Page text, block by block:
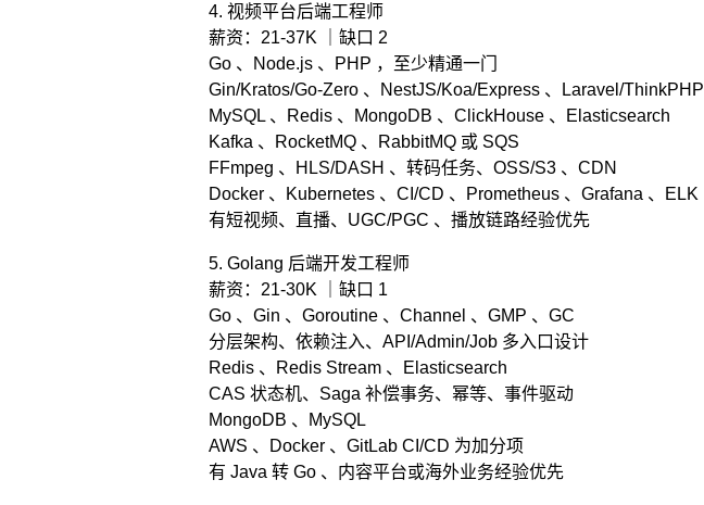
4. 视频平台后端工程师
薪资：21-37K ｜缺口 2
Go 、Node.js 、PHP ，至少精通一门
Gin/Kratos/Go-Zero 、NestJS/Koa/Express 、Laravel/ThinkPHP
MySQL 、Redis 、MongoDB 、ClickHouse 、Elasticsearch
Kafka 、RocketMQ 、RabbitMQ 或 SQS
FFmpeg 、HLS/DASH 、转码任务、OSS/S3 、CDN
Docker 、Kubernetes 、CI/CD 、Prometheus 、Grafana 、ELK
有短视频、直播、UGC/PGC 、播放链路经验优先
5. Golang 后端开发工程师
薪资：21-30K ｜缺口 1
Go 、Gin 、Goroutine 、Channel 、GMP 、GC
分层架构、依赖注入、API/Admin/Job 多入口设计
Redis 、Redis Stream 、Elasticsearch
CAS 状态机、Saga 补偿事务、幂等、事件驱动
MongoDB 、MySQL
AWS 、Docker 、GitLab CI/CD 为加分项
有 Java 转 Go 、内容平台或海外业务经验优先